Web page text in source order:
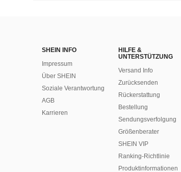
SHEIN INFO
Impressum
Über SHEIN
Soziale Verantwortung
AGB
Karrieren
HILFE &
UNTERSTÜTZUNG
Versand Info
Zurücksenden
Rückerstattung
Bestellung
Sendungsverfolgung
Größenberater
SHEIN VIP
Ranking-Richtlinie
​Produktinformationen